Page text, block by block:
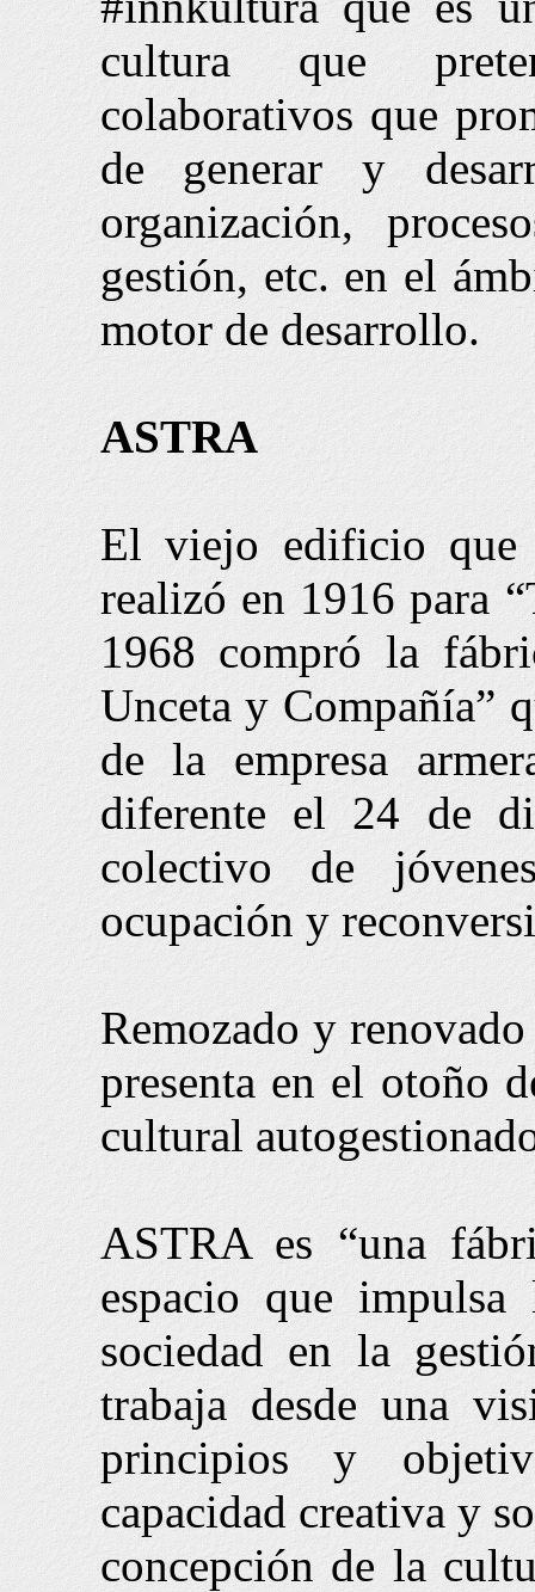
cultura que
colaborativos que
de generar y
organización,
gestión, etc. en el
motor de desarrollo.
ASTRA
El viejo edificio que
realizó en 1916 para
1968 compró la
Unceta y Compañía”
de la empresa
diferente el 24 de
colectivo de
ocupación y
Remozado y
presenta en el otoño
cultural
ASTRA es “una
espacio que
sociedad en la
trabaja desde una
principios y
capacidad creativa y
concepción de la